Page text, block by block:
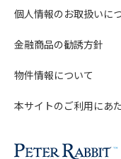
個人情報のお取扱いに
金融商品の勧誘方針
物件情報について
本サイトのご利用にあ